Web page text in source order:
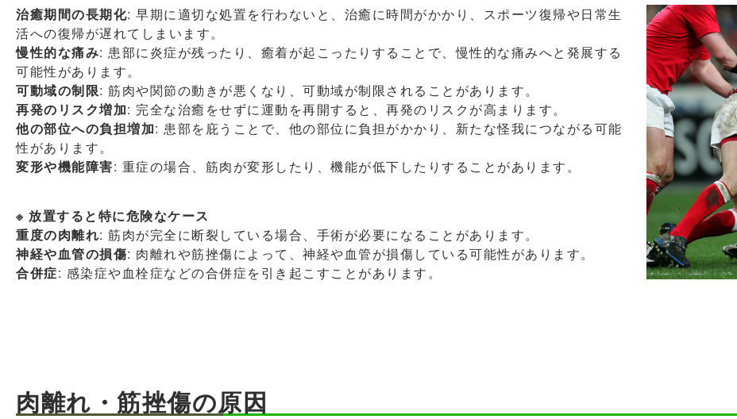
治癒期間の長期化: 早期に適切な処置を行わないと、治癒に時間がかかり、スポーツ復帰や日常生
活への復帰が遅れてしまいます。
慢性的な痛み: 患部に炎症が残ったり、癒着が起こったりすることで、慢性的な痛みへと発展する
可能性があります。
可動域の制限: 筋肉や関節の動きが悪くなり、可動域が制限されることがあります。
再発のリスク増加: 完全な治癒をせずに運動を再開すると、再発のリスクが高まります。
他の部位への負担増加: 患部を庇うことで、他の部位に負担がかかり、新たな怪我につながる可能
性があります。
変形や機能障害: 重症の場合、筋肉が変形したり、機能が低下したりすることがあります。
※ 放置すると特に危険なケース
重度の肉離れ: 筋肉が完全に断裂している場合、手術が必要になることがあります。
神経や血管の損傷: 肉離れや筋挫傷によって、神経や血管が損傷している可能性があります。
合併症: 感染症や血栓症などの合併症を引き起こすことがあります。
肉離れ・筋挫傷の原因